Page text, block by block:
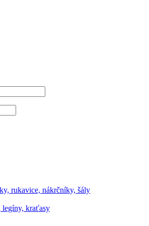
rukavice, nákrčníky, šály
legíny, kraťasy